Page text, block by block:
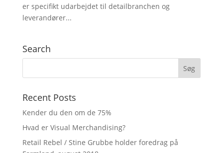
er specifikt udarbejdet til detailbranchen og
leverandører...
Search
Recent Posts
Kender du den om de 75%
Hvad er Visual Merchandising?
Retail Rebel / Stine Grubbe holder foredrag på